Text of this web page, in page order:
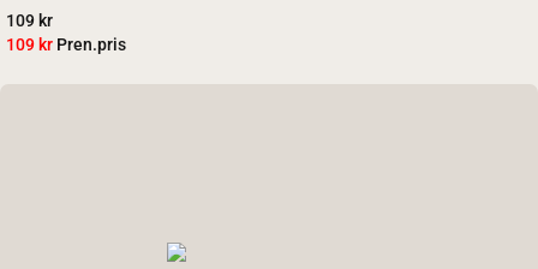
109 kr
109 kr Pren.pris